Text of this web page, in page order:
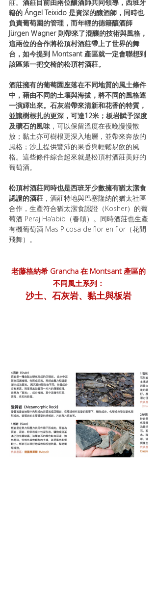
莊。 酒莊目前由兩位釀酒師共同領導，西班牙
籍的 Ángel Teixido 是資深的釀酒師，同時也
負責葡萄園的管理，而年輕的德籍釀酒師
Jürgen Wagner 則帶來了混釀的技術與風格，
這兩位的合作將松頂村酒莊帶上了世界的舞
台，如今提到 Montsant 產區就一定會聯想到
該區第一把交椅的松頂村酒莊。
酒莊擁有的葡萄園座落在不同地質的風土條件
中，藉由不同的土壤與海拔，將不同的風格逐
一演繹出來。石灰岩帶來清新和花香的特質，
並讓樹根扎的更深，可達12米；板岩賦予深度
及礦石的風味，可以保留溫度在夜晚慢慢散
放；黏土亦可樹根更深入地層，並帶來奔放的
風格；沙土提供豐沛的果香與輕鬆易飲的風
格。這些條件綜合起來就是松頂村酒莊美好的
葡萄酒。
松頂村酒莊同時也是西班牙少數擁有猶太潔食
認證的酒莊 ，酒莊特地與巴塞隆納的猶太社區
合作，生產符合猶太潔食認證（Kosher）的葡
萄酒 Peraj Ha’abib（春頌）。同時酒莊也生產
有機葡萄酒 Mas Picosa de flor en flor（花間
飛舞）。
老藤格納希 Grancha 在 Montsant 產區的
不同風土系列：
沙土、石灰岩、黏土與板岩